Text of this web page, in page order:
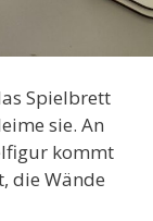
Spielbrett
sie. An
kommt
die Wände